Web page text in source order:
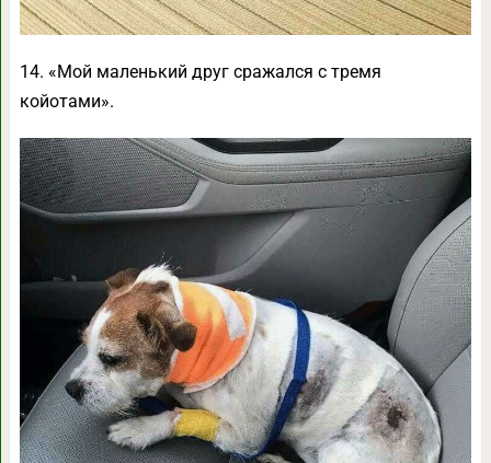
14. «Мой маленький друг сражался с тремя
койотами».